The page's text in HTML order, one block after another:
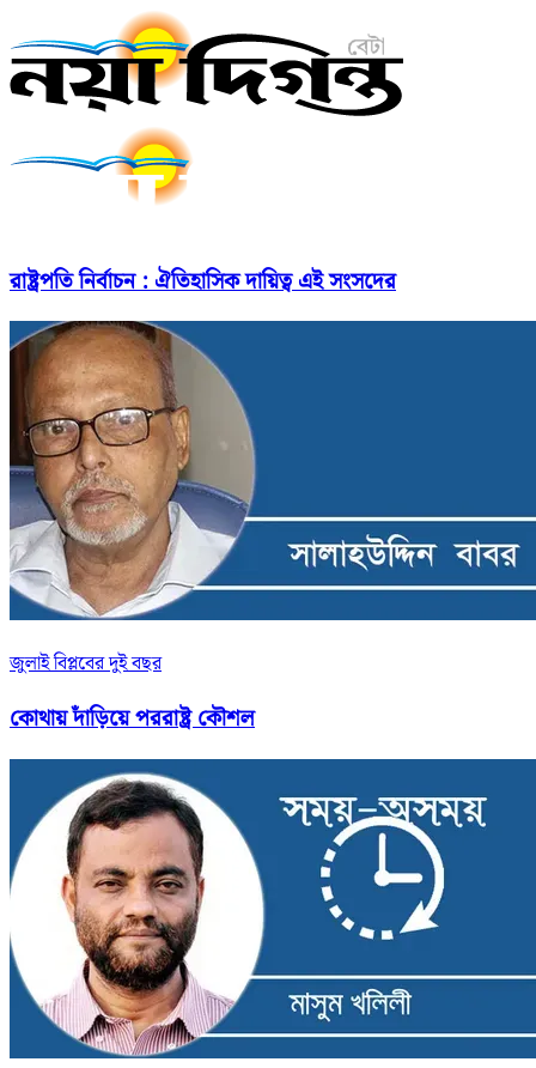
রাষ্ট্রপতি নির্বাচন : ঐতিহাসিক দায়িত্ব এই সংসদের
জুলাই বিপ্লবের দুই বছর
কোথায় দাঁড়িয়ে পররাষ্ট্র কৌশল